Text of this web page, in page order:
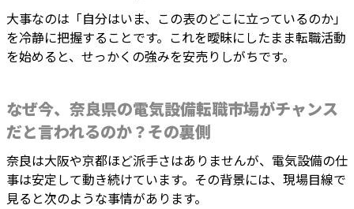
大事なのは「自分はいま、この表のどこに立っているのか」
を冷静に把握することです。これを曖昧にしたまま転職活動
を始めると、せっかくの強みを安売りしがちです。
なぜ今、奈良県の電気設備転職市場がチャンス
だと言われるのか？その裏側
奈良は大阪や京都ほど派手さはありませんが、電気設備の仕
事は安定して動き続けています。その背景には、現場目線で
見ると次のような事情があります。